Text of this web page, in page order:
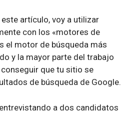
artículo, voy a utilizar
con los «motores de
el motor de búsqueda más
y la mayor parte del trabajo
conseguir que tu sitio se
de búsqueda de Google.
a dos candidatos